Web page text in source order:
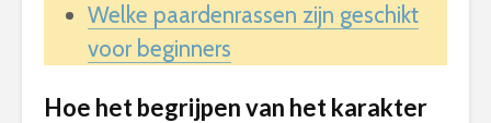
Welke paardenrassen zijn geschikt
voor beginners
Hoe het begrijpen van het karakter